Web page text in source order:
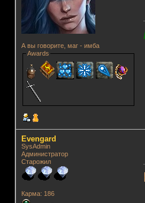
А вы говорите, маг - имба
Awards
Evengard
SysAdmin
Администратор
Старожил
Карма: 186